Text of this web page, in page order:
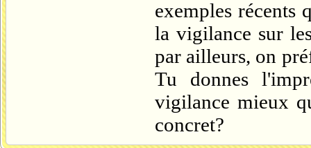
exemples récents
la vigilance sur
par ailleurs, on
Tu donnes
vigilance mieux
concret?